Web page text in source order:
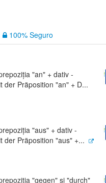
100% Seguro
"an" + dativ -
der Präposition "an" + D...
"aus" + dativ -
der Präposition "aus" +...
"gegen" și "durch"